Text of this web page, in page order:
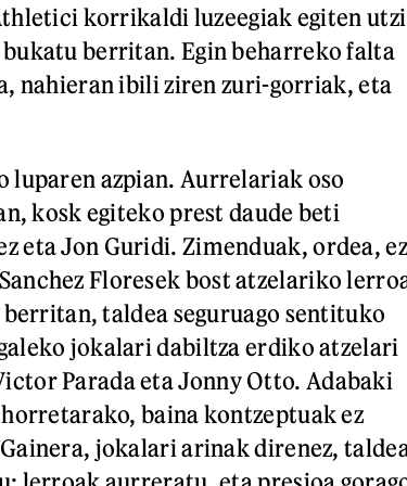
korrikaldi luzeegiak egiten utzi
berritan. Egin beharreko falta
nahieran ibili ziren zuri-gorriak, eta
luparen azpian. Aurrelariak oso
kosk egiteko prest daude beti
eta Jon Guridi. Zimenduak, ordea, ez
Floresek bost atzelariko
taldea seguruago sentituko
jokalari dabiltza erdiko atzelari
Parada eta Jonny Otto. Adabaki
baina kontzeptuak ez
jokalari arinak direnez, taldea